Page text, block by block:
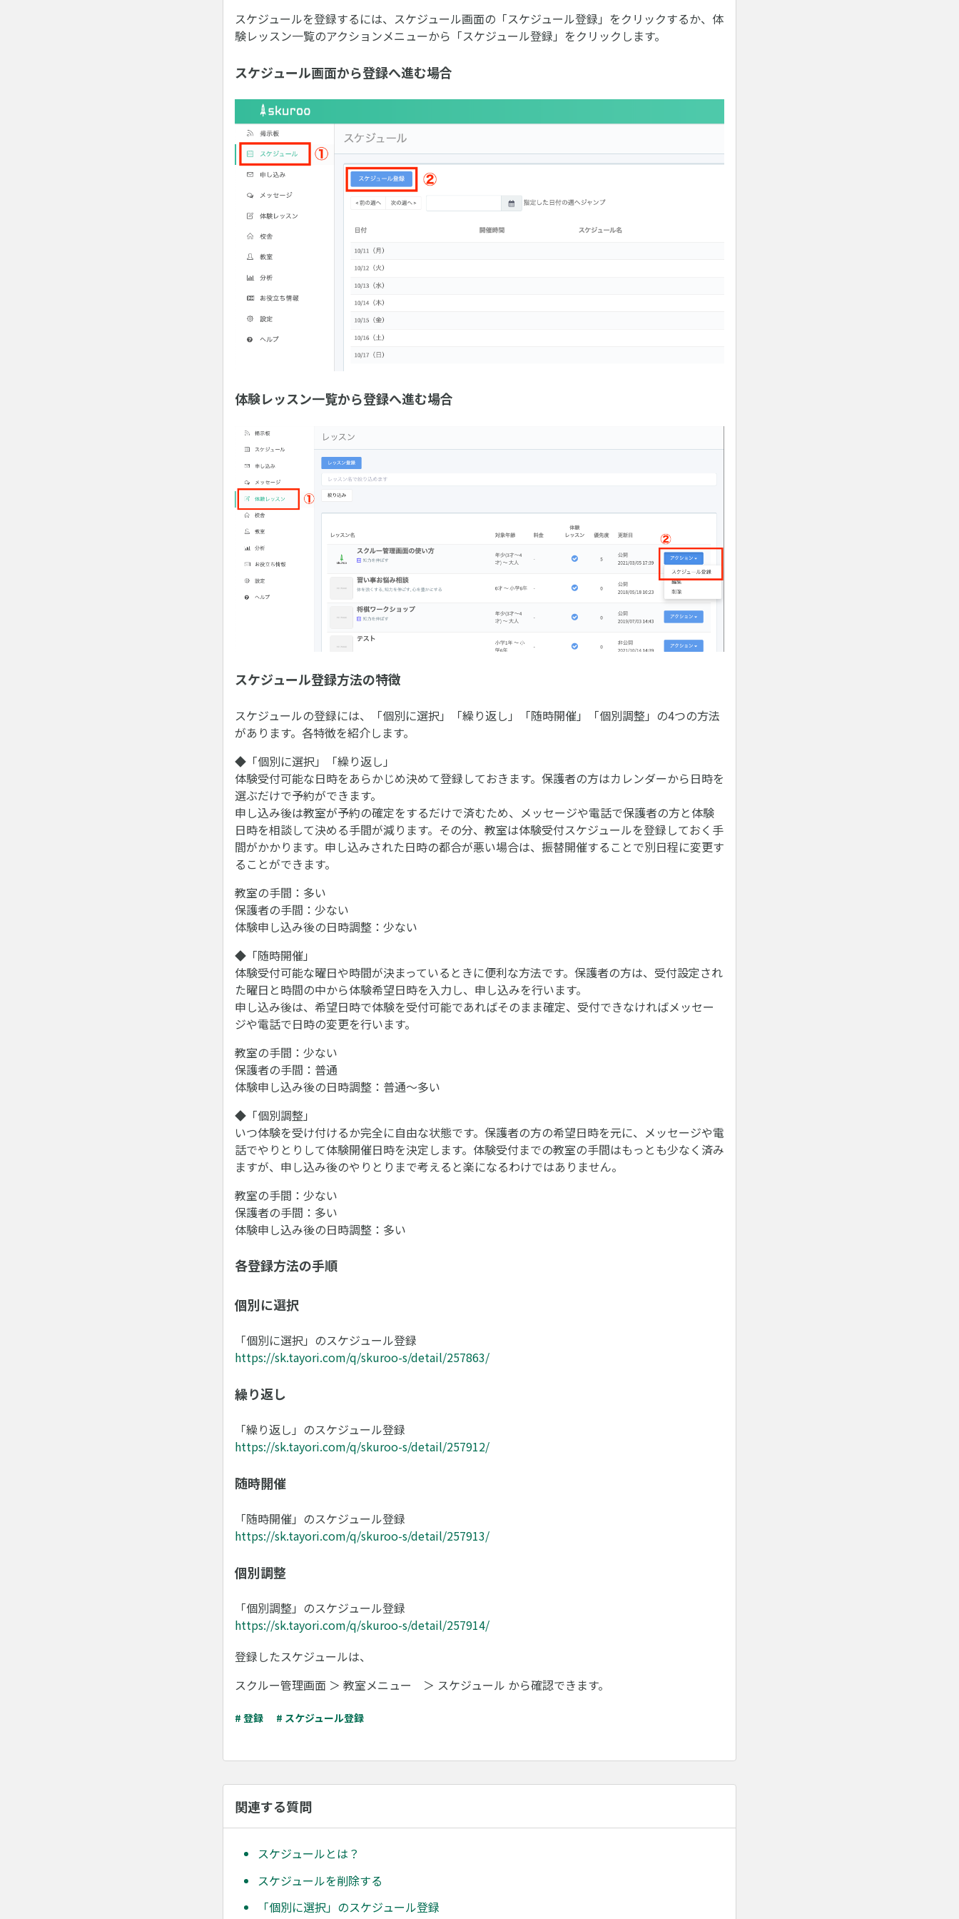
スケジュールを登録するには、スケジュール画面の「スケジュール登録」をクリックするか、体
験レッスン一覧のアクションメニューから「スケジュール登録」をクリックします。
スケジュール画面から登録へ進む場合
体験レッスン一覧から登録へ進む場合
スケジュール登録方法の特徴
スケジュールの登録には、「個別に選択」「繰り返し」「随時開催」「個別調整」の4つの方法
があります。各特徴を紹介します。
◆「個別に選択」「繰り返し」
体験受付可能な日時をあらかじめ決めて登録しておきます。保護者の方はカレンダーから日時を
選ぶだけで予約ができます。
申し込み後は教室が予約の確定をするだけで済むため、メッセージや電話で保護者の方と体験
日時を相談して決める手間が減ります。その分、教室は体験受付スケジュールを登録しておく手
間がかかります。申し込みされた日時の都合が悪い場合は、振替開催することで別日程に変更す
ることができます。
教室の手間：多い
保護者の手間：少ない
体験申し込み後の日時調整：少ない
◆「随時開催」
体験受付可能な曜日や時間が決まっているときに便利な方法です。保護者の方は、受付設定され
た曜日と時間の中から体験希望日時を入力し、申し込みを行います。
申し込み後は、希望日時で体験を受付可能であればそのまま確定、受付できなければメッセー
ジや電話で日時の変更を行います。
教室の手間：少ない
保護者の手間：普通
体験申し込み後の日時調整：普通〜多い
◆「個別調整」
いつ体験を受け付けるか完全に自由な状態です。保護者の方の希望日時を元に、メッセージや電
話でやりとりして体験開催日時を決定します。体験受付までの教室の手間はもっとも少なく済み
ますが、申し込み後のやりとりまで考えると楽になるわけではありません。
教室の手間：少ない
保護者の手間：多い
体験申し込み後の日時調整：多い
各登録方法の手順
個別に選択
「個別に選択」のスケジュール登録
https://sk.tayori.com/q/skuroo-s/detail/257863/
繰り返し
「繰り返し」のスケジュール登録
https://sk.tayori.com/q/skuroo-s/detail/257912/
随時開催
「随時開催」のスケジュール登録
https://sk.tayori.com/q/skuroo-s/detail/257913/
個別調整
「個別調整」のスケジュール登録
https://sk.tayori.com/q/skuroo-s/detail/257914/
登録したスケジュールは、
スクルー管理画面 ＞ 教室メニュー ＞ スケジュール から確認できます。
# 登録 # スケジュール登録
関連する質問
スケジュールとは？
スケジュールを削除する
「個別に選択」のスケジュール登録